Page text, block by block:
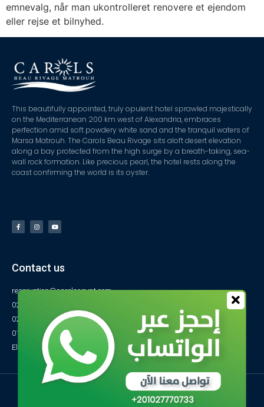
emnevalg, når man ukontrolleret renovere et ejendom
eller rejse et bilnyhed.
This beautifully appointed, truly opulent hotel sprawled majestically
on the Mediterranean 200 km west of Alexandria, embraces
perfection amid soft powdery white sand and the tranquil waters of
Marsa Matrouh. The Carols Beau Rivage sits aloft desert elevation
along a bay protected from the high surge by a breath-taking, sea-
wall rock formation. Like precious pearl, the hotel rests along the
coast confirming the world is its oyster.
Contact us
reservation@carolsegypt.com
0222687565
0222687585
01027770733
El-Obayed Bay – P.O Box 1 – Marsa Matrouh- Egypt
© All rights reserved